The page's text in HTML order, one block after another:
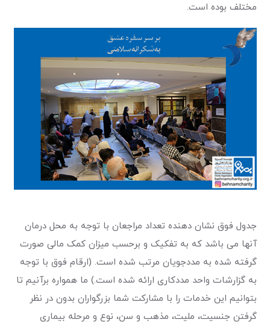
مختلف بوده است.
جدول فوق نشان دهنده تعداد مراجعان با توجه به محل درمان
آنها می باشد که به تفکیک و برحسب میزان کمک مالی صورت
گرفته شده به مددجویان مرتب شده است. (ارقام فوق با توجه
به گزارشات واحد مددکاری ارائه شده است.) ما همواره برآنیم تا
بتوانیم این خدمات را با مشارکت شما بزرگواران بدون در نظر
گرفتن جنسیت، ملیت، مذهب و سن، نوع و مرحله بیماری